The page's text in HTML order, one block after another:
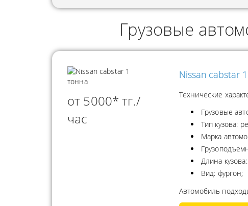
ИНДИВИДУАЛЬНЫЕ
ГРУЗОПЕРЕВОЗКИ
КОНТЕЙНЕРНЫЕ
ПЕРЕВОЗКА
Грузовые
от 5000* тг./
час
Nissan cabstar
Технические
Грузовые
Тип кузова:
Марка
Длина
Вид: фургон;
Автомобиль